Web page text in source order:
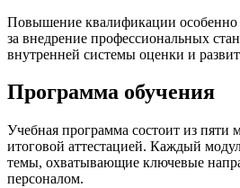
Повышение квалификации особенно
за внедрение профессиональных
внутренней системы оценки и
Программа обучения
Учебная программа состоит из пяти
итоговой аттестацией. Каждый
темы, охватывающие ключевые
персоналом.